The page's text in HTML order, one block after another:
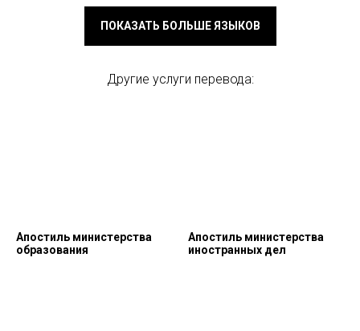
ПОКАЗАТЬ БОЛЬШЕ ЯЗЫКОВ
Другие услуги перевода:
Апостиль министерства
образования
Апостиль министерства
иностранных дел